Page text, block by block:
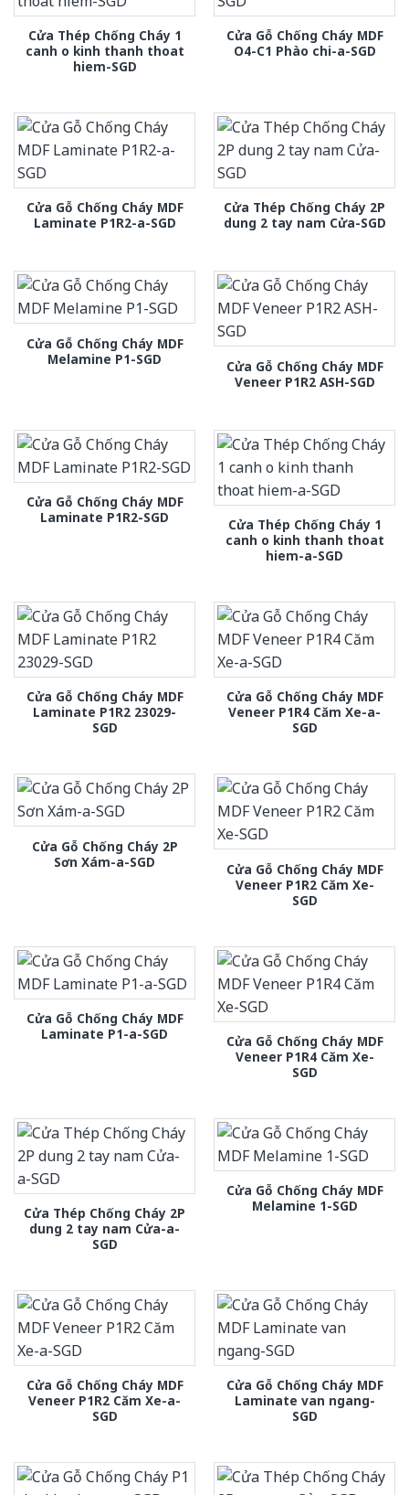
Cửa Thép Chống Cháy 1
canh o kinh thanh thoat
hiem-SGD
Cửa Gỗ Chống Cháy MDF
O4-C1 Phào chi-a-SGD
Cửa Gỗ Chống Cháy MDF
Laminate P1R2-a-SGD
Cửa Thép Chống Cháy 2P
dung 2 tay nam Cửa-SGD
Cửa Gỗ Chống Cháy MDF
Melamine P1-SGD
Cửa Gỗ Chống Cháy MDF
Veneer P1R2 ASH-SGD
Cửa Gỗ Chống Cháy MDF
Laminate P1R2-SGD
Cửa Thép Chống Cháy 1
canh o kinh thanh thoat
hiem-a-SGD
Cửa Gỗ Chống Cháy MDF
Laminate P1R2 23029-
SGD
Cửa Gỗ Chống Cháy MDF
Veneer P1R4 Căm Xe-a-
SGD
Cửa Gỗ Chống Cháy 2P
Sơn Xám-a-SGD
Cửa Gỗ Chống Cháy MDF
Veneer P1R2 Căm Xe-
SGD
Cửa Gỗ Chống Cháy MDF
Laminate P1-a-SGD
Cửa Gỗ Chống Cháy MDF
Veneer P1R4 Căm Xe-
SGD
Cửa Thép Chống Cháy 2P
dung 2 tay nam Cửa-a-
SGD
Cửa Gỗ Chống Cháy MDF
Melamine 1-SGD
Cửa Gỗ Chống Cháy MDF
Veneer P1R2 Căm Xe-a-
SGD
Cửa Gỗ Chống Cháy MDF
Laminate van ngang-
SGD